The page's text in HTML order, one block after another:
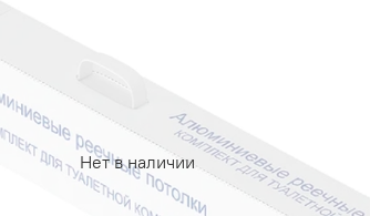
Нет в наличии